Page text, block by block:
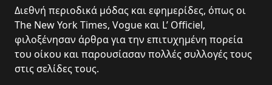
Διεθνή περιοδικά μόδας και εφημερίδες, όπως οι
The New York Times, Vogue και L’ Officiel,
φιλοξένησαν άρθρα για την επιτυχημένη πορεία
του οίκου και παρουσίασαν πολλές συλλογές τους
στις σελίδες τους.